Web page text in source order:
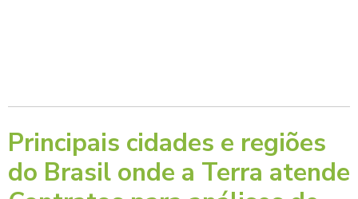
Principais cidades e regiões
do Brasil onde a Terra atende